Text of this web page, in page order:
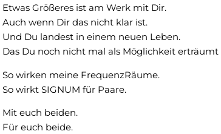
Etwas Größeres ist am Werk mit Dir.
Auch wenn Dir das nicht klar ist.
Und Du landest in einem neuen Leben.
Das Du noch nicht mal als Möglichkeit erträumt
So wirken meine FrequenzRäume.
So wirkt SIGNUM für Paare.
Mit euch beiden.
Für euch beide.